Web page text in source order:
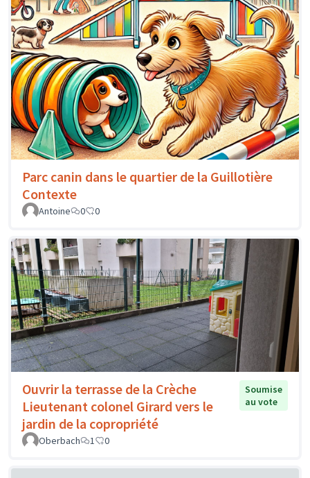
Parc canin dans le quartier de la Guillotière
Contexte
Antoine 0 0
Ouvrir la terrasse de la Crèche
Lieutenant colonel Girard vers le
jardin de la copropriété
Soumise
au vote
Oberbach 1 0